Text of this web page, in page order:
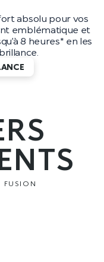
absolu pour vos
emblématique et
8 heures* en les
FUSION